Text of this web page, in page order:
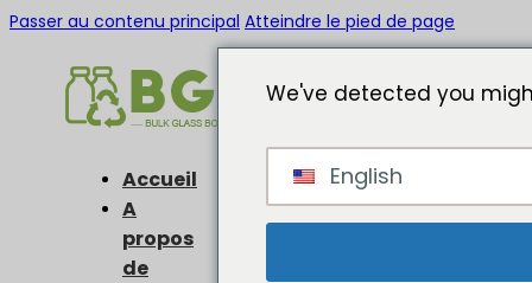
Passer au contenu principal Atteindre le pied de page
Accueil
A
propos
de
We've detected you
English